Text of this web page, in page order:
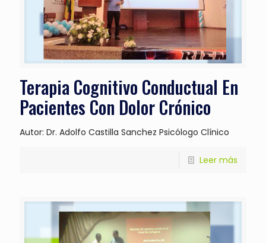
Terapia Cognitivo Conductual En
Pacientes Con Dolor Crónico
Autor: Dr. Adolfo Castilla Sanchez Psicólogo Clínico
Leer más